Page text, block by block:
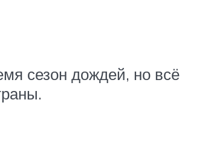
сезон дождей, но всё